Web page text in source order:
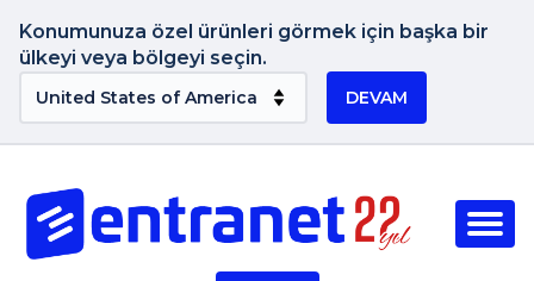
Konumunuza özel ürünleri görmek için başka bir
ülkeyi veya bölgeyi seçin.
DEVAM